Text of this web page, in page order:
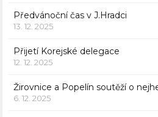
Předvánoční čas v J.Hradci
13. 12. 2025
Přijetí Korejské delegace
12. 12. 2025
Žirovnice a Popelín soutěží o
6. 12. 2025